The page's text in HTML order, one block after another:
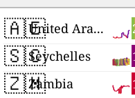
🇦🇪 United Arab Emirates
🇸🇨Seychelles
🇿🇲Zambia